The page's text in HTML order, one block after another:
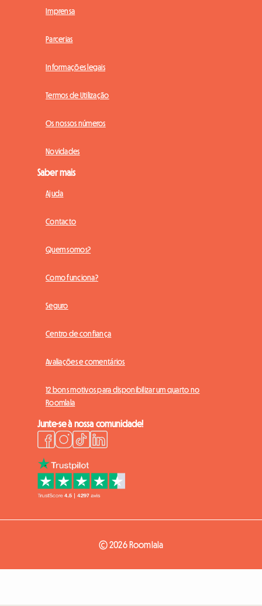
Imprensa
Parcerias
Informações legais
Termos de Utilização
Os nossos números
Novidades
Saber mais
Ajuda
Contacto
Quem somos?
Como funciona?
Seguro
Centro de confiança
Avaliações e comentários
12 bons motivos para disponibilizar um quarto no
Roomlala
Junte-se à nossa comunidade!
© 2026 Roomlala